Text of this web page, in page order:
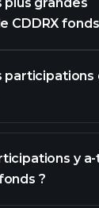
graphique
CDDRX
participations
y a-
?